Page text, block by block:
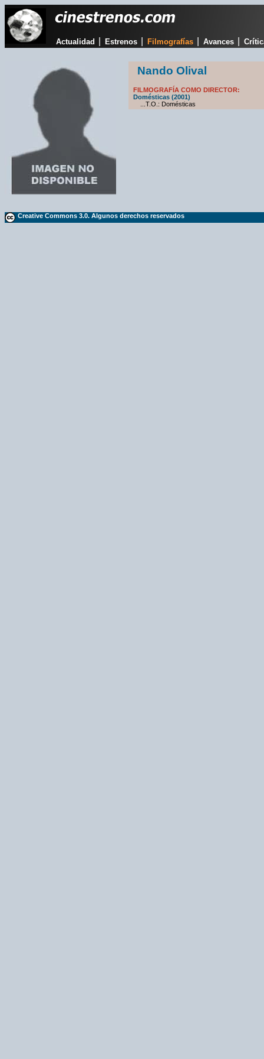
Actualidad Estrenos Filmografías Avances
Nando Olival
FILMOGRAFÍA COMO DIRECTOR:
Domésticas (2001)
...T.O.: Domésticas
Creative Commons 3.0. Algunos derechos reservados